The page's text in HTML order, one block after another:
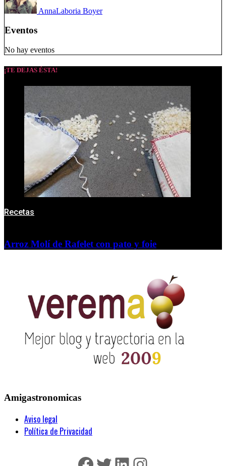
AnnaLaboria Boyer
Eventos
No hay eventos
¡TE DEJAS ÉSTA!
Recetas
Arroz Molí de Rafelet con pato y foie
Amigastronomicas
Aviso legal
Política de Privacidad